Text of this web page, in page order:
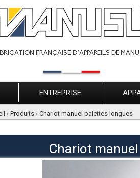
FRANÇAISE D’APPAREILS DE
ENTREPRISE
› Produits › Chariot manuel palettes longues
Chariot